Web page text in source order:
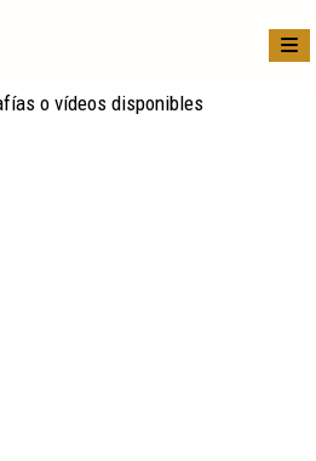
o vídeos disponibles